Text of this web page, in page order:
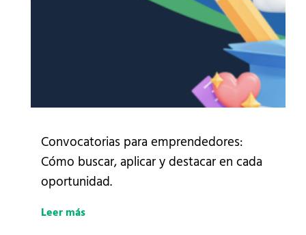
Convocatorias para emprendedores:
Cómo buscar, aplicar y destacar en cada
oportunidad.
Leer más